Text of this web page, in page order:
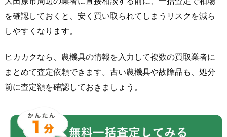
を確認しておくと、安く買い取られてしまうリスクを減ら
しやすくなります。
ヒカカクなら、農機具の情報を入力して複数の買取業者に
まとめて査定依頼できます。古い農機具や故障品も、処分
前に査定額を確認しておきましょう。